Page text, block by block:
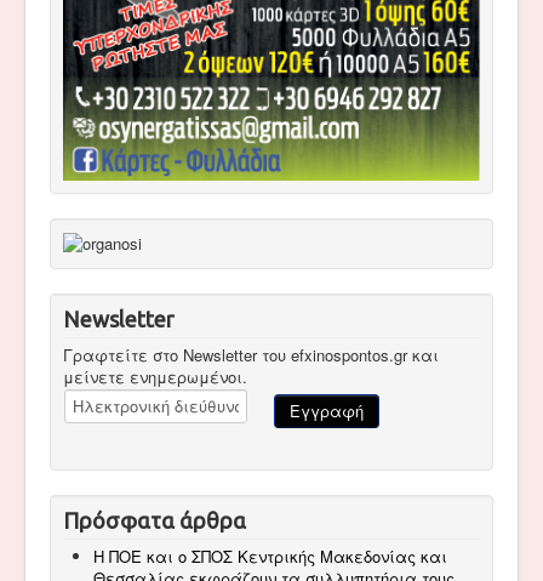
Newsletter
Γραφτείτε στο Newsletter του efxinospontos.gr και
μείνετε ενημερωμένοι.
Πρόσφατα άρθρα
Η ΠΟΕ και ο ΣΠΟΣ Κεντρικής Μακεδονίας και